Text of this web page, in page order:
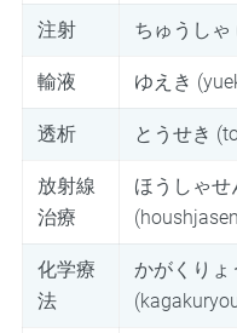
注射 ちゅうしゃ
輸液 ゆえき
透析 とうせき
放射線
治療
ほうしゃせ
化学療
法
かがくりょ